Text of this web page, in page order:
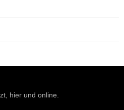
hier und online.